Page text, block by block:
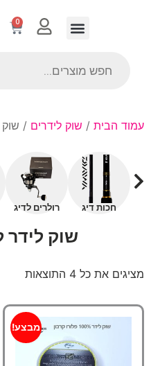
0
עמוד הבית / שוק לידרים / שוק
חכות דיג רולרים לדיג
שוק לידר
מציגים את כל ⁦4⁩ התוצאות
מבצע!